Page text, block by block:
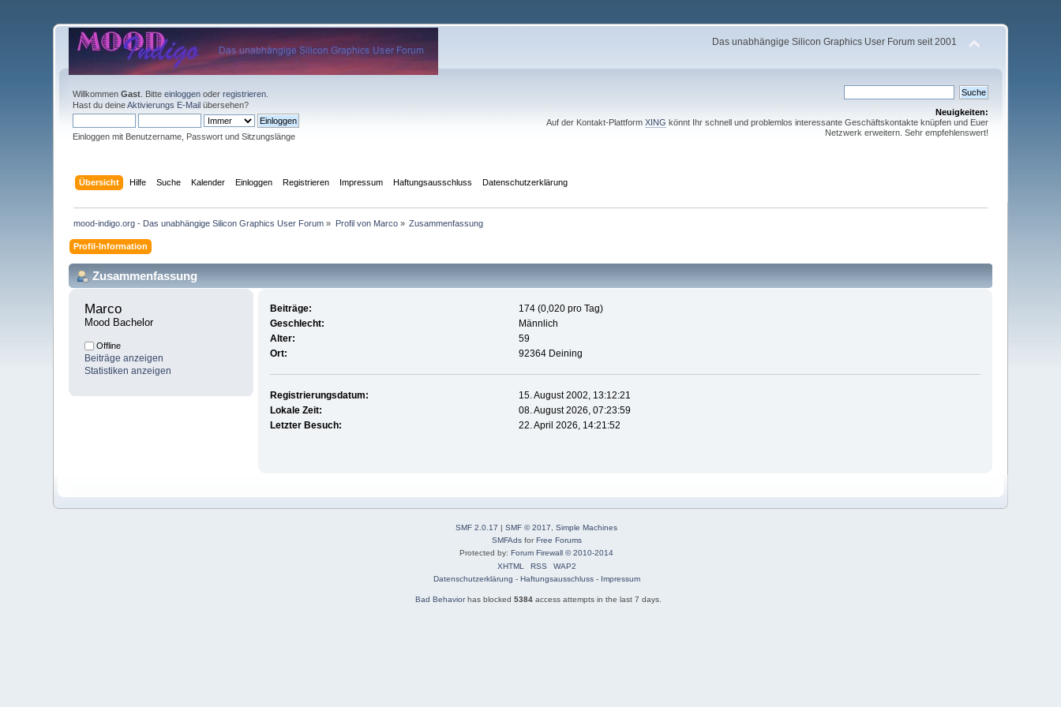
Das unabhängige Silicon Graphics User Forum seit 2001
WillkommenGast . Bitteeinloggen oderregistrieren
Hast du deineAktivierungs E-Mail übersehen?
Einloggen mit Benutzername, Passwort und Sitzungslänge
Neuigkeiten:
Auf der Kontakt-Plattform XING könnt Ihr schnell und problemlos interessante Geschäftskontakte knüpfen und Euer
Netzwerk erweitern. Sehr empfehlenswert!
Übersicht Hilfe Suche Kalender Einloggen Registrieren Impressum Haftungsausschluss Datenschutzerklärung
mood-indigo.org - Das unabhängige Silicon Graphics User Forum » Profil von Marco» Zusammenfassung
Profil-Information
Zusammenfassung
Marco
Mood Bachelor
Offline
Beiträge anzeigen
Statistiken anzeigen
Beiträge:
174 (0,020 pro Tag)
Geschlecht:
Männlich
Alter:
59
Ort:
92364 Deining
Registrierungsdatum:
15. August 2002, 13:12:21
Lokale Zeit:
08. August 2026, 07:23:59
Letzter Besuch:
22. April 2026, 14:21:52
SMF 2.0.17 | SMF © 2017, Simple Machines
SMFAdsforFree Forums
Protected by: Forum Firewall © 2010-2014
XHTML
RSS
WAP2
Datenschutzerklärung - Haftungsausschluss- Impressum
Bad Behaviorhas blocked 5384 access attempts in the last 7 days.